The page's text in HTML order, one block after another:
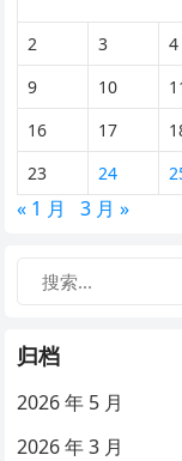
2
3 4
9
10
16
17
23
24
« 1 月 3 月 »
归档
2026 年 5 月
2026 年 3 月